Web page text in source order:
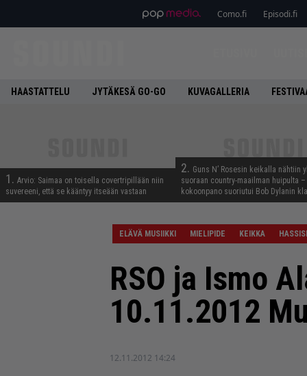
Como.fi Episodi.fi
HAASTATTELU JYTÄKESÄ GO-GO KUVAGALLERIA
1. Arvio: Saimaa on toisella covertripillään niin
suvereeni, että se kääntyy itseään vastaan
2. Guns N’ Rosesin keikalla nähtiin
suoraan country-maailman huipulta –
kokoonpano suoriutui Bob Dylanin
ELÄVÄ MUSIIKKI MIELIPIDE KEIKKA
RSO ja Ismo
10.11.2012
12.11.2012 14:24